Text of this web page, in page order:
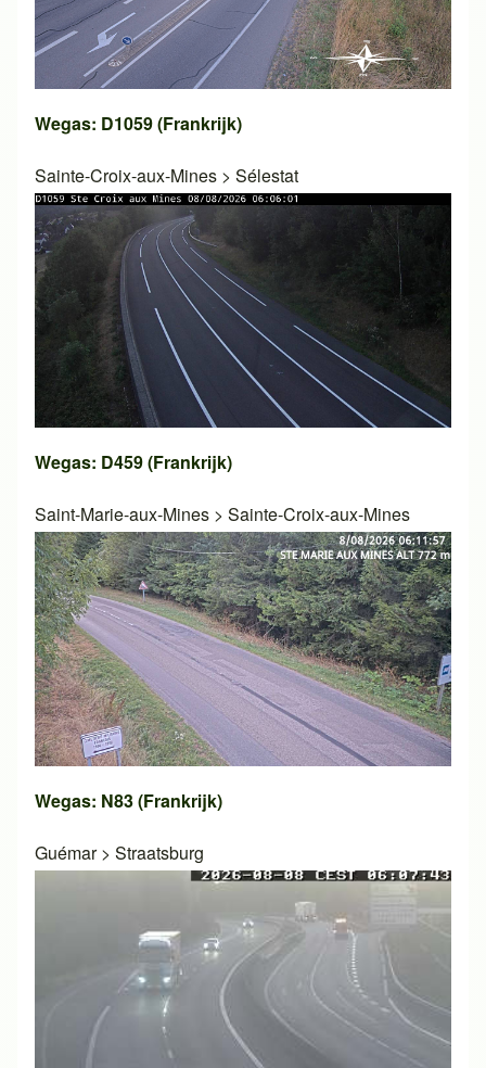
Wegas: D1059 (Frankrijk)
Sainte-Croix-aux-Mines > Sélestat
Wegas: D459 (Frankrijk)
Saint-Marie-aux-Mines > Sainte-Croix-aux-Mines
Wegas: N83 (Frankrijk)
Guémar> Straatsburg